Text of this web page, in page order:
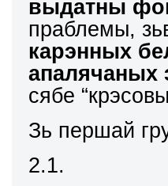
выдатны
праблемы,
карэнных
апалячаных
сябе
Зь першай
2.1.